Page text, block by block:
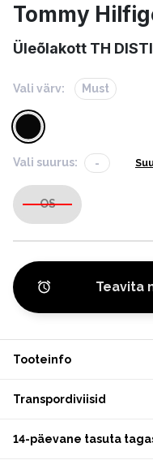
Tommy
Üleõlakott TH
Vali värv: Must
Vali suurus: -
OS
Teavita
Tooteinfo
Transpordiviisid
14-päevane tasuta